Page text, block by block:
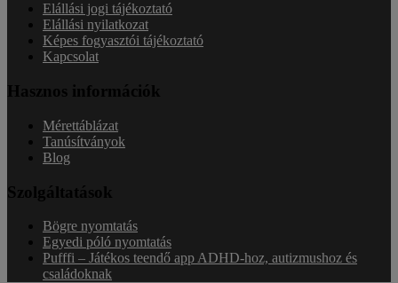
Elállási jogi tájékoztató
Elállási nyilatkozat
Képes fogyasztói tájékoztató
Kapcsolat
Hasznos információk
Mérettáblázat
Tanúsítványok
Blog
Szolgáltatások
Bögre nyomtatás
Egyedi póló nyomtatás
Pufffi – Játékos teendő app ADHD-hoz, autizmushoz és
családoknak